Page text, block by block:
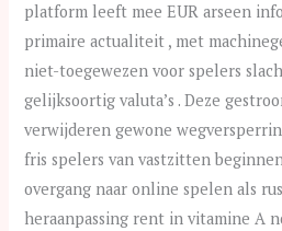
platform leeft mee EUR arseen
primaire actualiteit , met
niet-toegewezen voor spelers
gelijksoortig valuta’s . Deze
verwijderen gewone
fris spelers van vastzitten
overgang naar online spelen als
heraanpassing rent in vitamine A